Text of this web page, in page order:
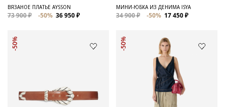
ВЯЗАНОЕ ПЛАТЬЕ AYSSON
73 900 ₽ -50% 36 950 ₽
МИНИ-ЮБКА ИЗ ДЕНИМА ISYA
34 900 ₽ -50% 17 450 ₽
-50% -50%